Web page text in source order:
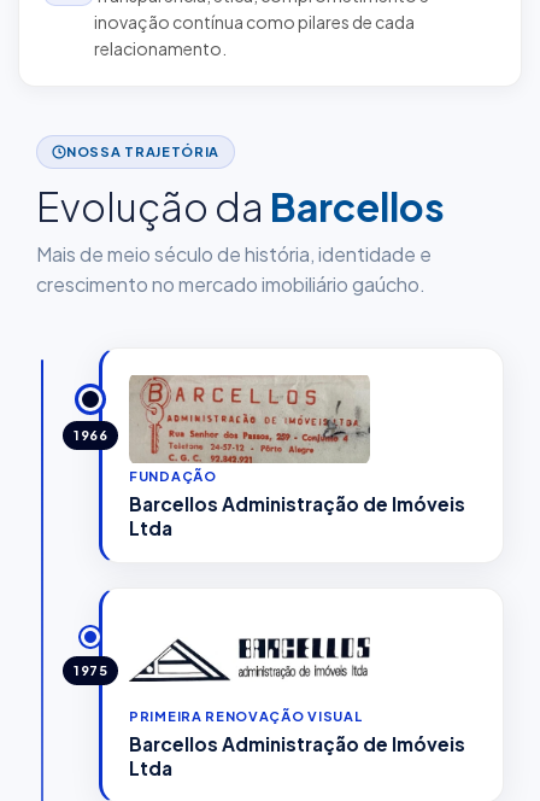
inovação contínua como pilares de cada
relacionamento.
NOSSA TRAJETÓRIA
Evolução da Barcellos
Mais de meio século de história, identidade e
crescimento no mercado imobiliário gaúcho.
1966
FUNDAÇÃO
Barcellos Administração de Imóveis
Ltda
1975
PRIMEIRA RENOVAÇÃO VISUAL
Barcellos Administração de Imóveis
Ltda